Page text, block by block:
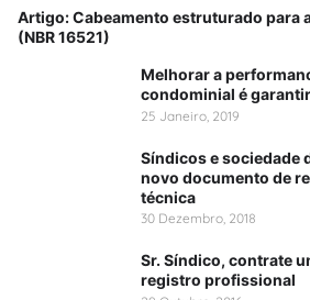
Artigo: Cabeamento estruturado para
(NBR 16521)
Melhorar a
condominial é
25 Janeiro, 2019
Síndicos e sociedade
novo documento de
técnica
30 Dezembro, 2018
Sr. Síndico, contrate
registro profissional